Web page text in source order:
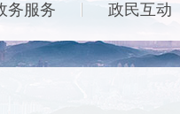
务服务
|
政民互动